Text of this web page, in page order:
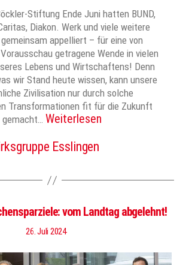
Stiftung Ende Juni hatten BUND,
Diakon. Werk und viele weitere
appelliert – für eine von
getragene Wende in vielen
Lebens und Wirtschaftens! Denn
wir Stand heute wissen, kann unsere
Zivilisation nur durch solche
Transformationen fit für die Zukunft
gemacht… Weiterlesen
Esslingen
vom Landtag abgelehnt!
26. Juli 2024